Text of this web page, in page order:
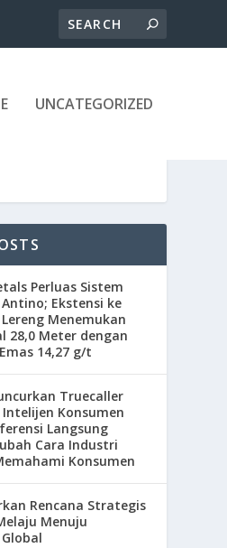
UNCATEGORIZED
Perluas Sistem
Ekstensi ke
Menemukan
28,0 Meter dengan
14,27 g/t
Truecaller
Intelijen Konsumen
Langsung
Cara Industri
Konsumen
Rencana Strategis
Menuju